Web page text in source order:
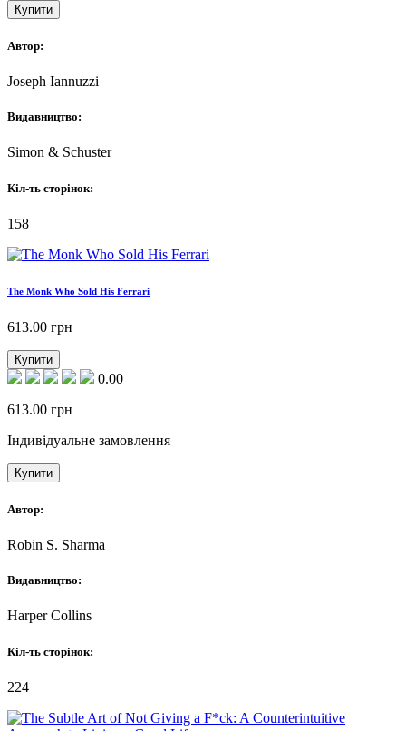
Купити
Автор:
Joseph Iannuzzi
Видавництво:
Simon & Schuster
Кіл-ть сторінок:
158
The Monk Who Sold His Ferrari
613.00 грн
Купити
0.00
613.00 грн
Індивідуальне замовлення
Купити
Автор:
Robin S. Sharma
Видавництво:
Harper Collins
Кіл-ть сторінок:
224